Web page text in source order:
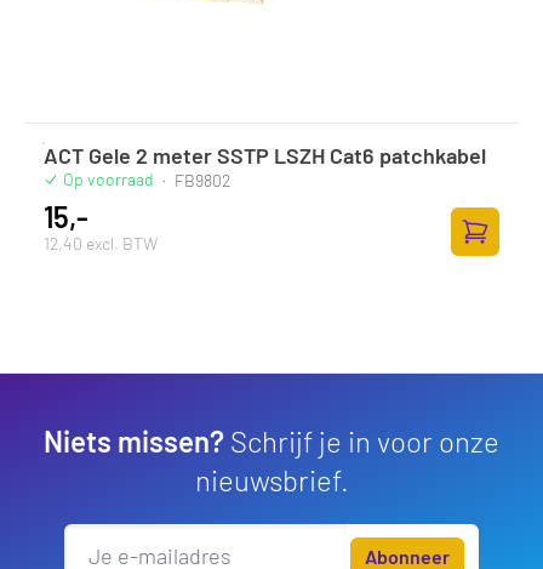
ACT Gele 2 meter SSTP LSZH Cat6 patchkabel
Op voorraad · FB9802
15,-
12,40 excl. BTW
Niets missen? Schrijf je in voor onze
nieuwsbrief.
Abonneer